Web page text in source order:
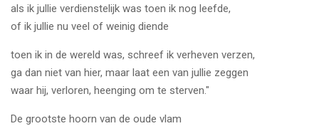
als ik jullie verdienstelijk was toen ik nog leefde,
of ik jullie nu veel of weinig diende
toen ik in de wereld was, schreef ik verheven verzen,
ga dan niet van hier, maar laat een van jullie zeggen
waar hij, verloren, heenging om te sterven."
De grootste hoorn van de oude vlam